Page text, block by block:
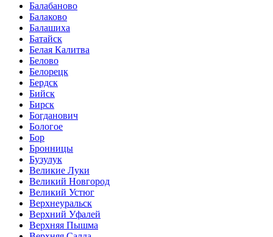
Балабаново
Балаково
Балашиха
Батайск
Белая Калитва
Белово
Белорецк
Бердск
Бийск
Бирск
Богданович
Бологое
Бор
Бронницы
Бузулук
Великие Луки
Великий Новгород
Великий Устюг
Верхнеуральск
Верхний Уфалей
Верхняя Пышма